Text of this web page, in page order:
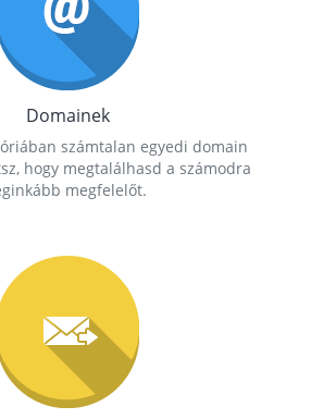
Domainek
számtalan egyedi domain
hogy megtalálhasd a számodra
megfelelőt.